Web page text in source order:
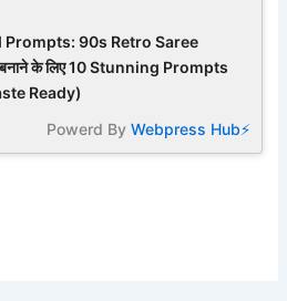
Prompts: 90s Retro Saree
के लिए 10 Stunning Prompts
Ready)
Powerd By Webpress Hub⚡